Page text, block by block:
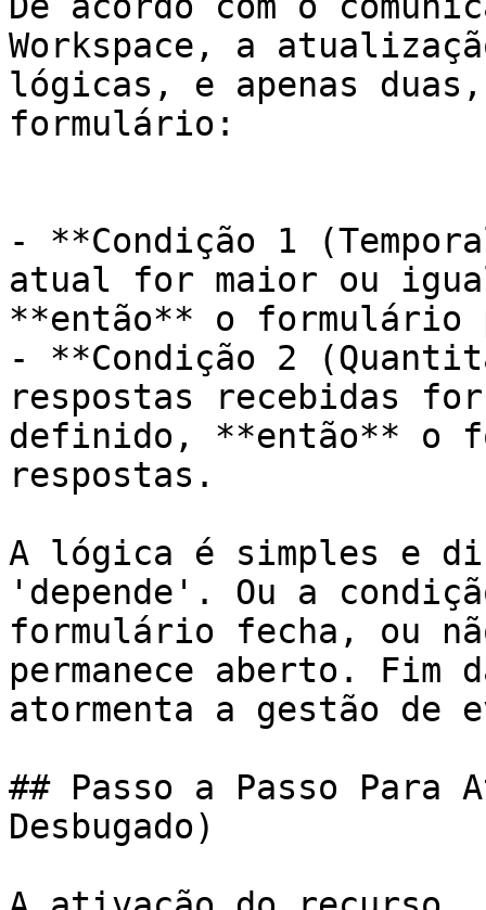
Workspace, a
lógicas, e apenas
formulário:
- **Condição 1
atual for maior ou
**então** o formulário
- **Condição 2
respostas recebidas
definido, **então** o
respostas.
A lógica é simples e
'depende'. Ou a
formulário fecha, ou
permanece aberto. Fim
atormenta a gestão de
## Passo a Passo Para
Desbugado)